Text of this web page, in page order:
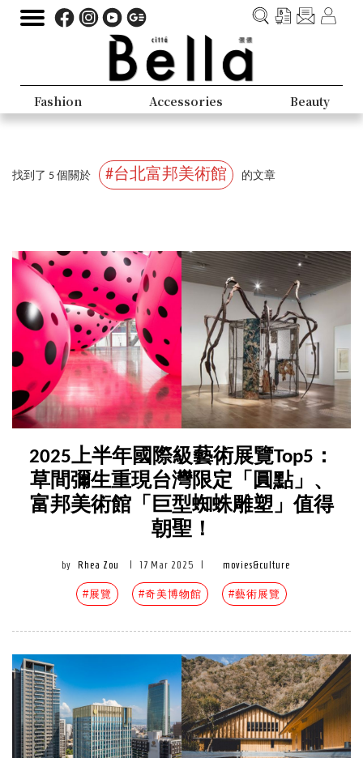
Fashion Accessories Beauty
找到了 5 個關於 #台北富邦美術館 的文章
2025上半年國際級藝術展覽Top5：
草間彌生重現台灣限定「圓點」、
富邦美術館「巨型蜘蛛雕塑」值得
朝聖！
by Rhea Zou 17 Mar 2025 movies&culture
#展覽 #奇美博物館 #藝術展覽